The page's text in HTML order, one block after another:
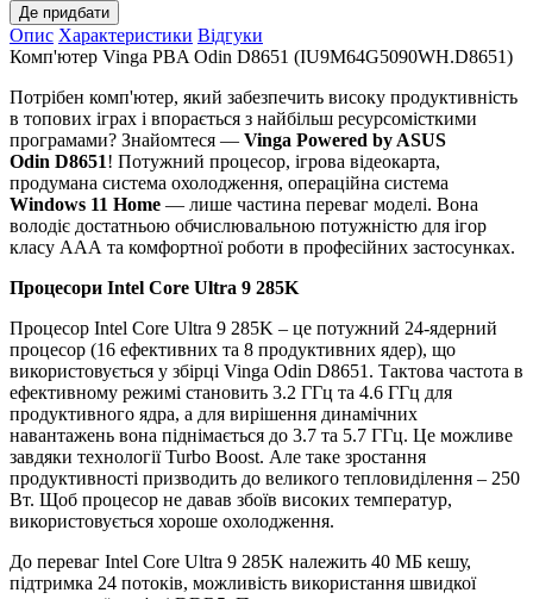
Де придбати
Опис Характеристики Відгуки
Комп'ютер Vinga PBA Odin D8651 (IU9M64G5090WH.D8651)
Потрібен комп'ютер, який забезпечить високу продуктивність
в топових іграх і впорається з найбільш ресурсомісткими
програмами? Знайомтеся — Vinga Powered by ASUS
Odin D8651! Потужний процесор, ігрова відеокарта,
продумана система охолодження, операційна система
Windows 11 Home — лише частина переваг моделі. Вона
володіє достатньою обчислювальною потужністю для ігор
класу ААА та комфортної роботи в професійних застосунках.
Процесори Intel Core Ultra 9 285K
Процесор Intel Core Ultra 9 285K – це потужний 24-ядерний
процесор (16 ефективних та 8 продуктивних ядер), що
використовується у збірці Vinga Odin D8651. Тактова частота в
ефективному режимі становить 3.2 ГГц та 4.6 ГГц для
продуктивного ядра, а для вирішення динамічних
навантажень вона піднімається до 3.7 та 5.7 ГГц. Це можливе
завдяки технології Turbo Boost. Але таке зростання
продуктивності призводить до великого тепловиділення – 250
Вт. Щоб процесор не давав збоїв високих температур,
використовується хороше охолодження.
До переваг Intel Core Ultra 9 285K належить 40 МБ кешу,
підтримка 24 потоків, можливість використання швидкої